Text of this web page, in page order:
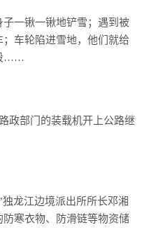
一锹一锹地铲雪；遇到被
车轮陷进雪地，他们就给
……
政部门的装载机开上公路继
龙江边境派出所所长邓湘
寒衣物、防滑链等物资储